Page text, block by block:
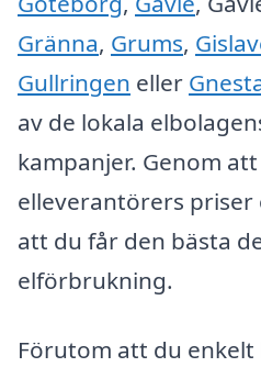
Gränna, Grums,
Gullringen eller
av de lokala
kampanjer. Genom
elleverantörers priser
att du får den bästa
elförbrukning.
Förutom att du